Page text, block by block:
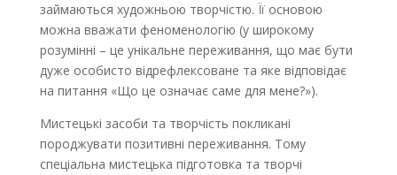
займаються художньою творчістю. Її основою
можна вважати феноменологію (у широкому
розумінні – це унікальне переживання, що має бути
дуже особисто відрефлексоване та яке відповідає
на питання «Що це означає саме для мене?»).
Мистецькі засоби та творчість покликані
породжувати позитивні переживання. Тому
спеціальна мистецька підготовка та творчі